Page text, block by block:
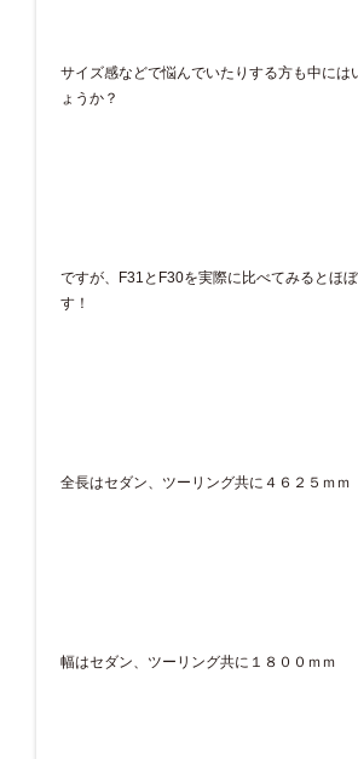
サイズ感などで悩んでいたりする方も中には
ょうか？
ですが、F31とF30を実際に比べてみるとほ
す！
全長はセダン、ツーリング共に４６２５ｍｍ
幅はセダン、ツーリング共に１８００ｍｍ